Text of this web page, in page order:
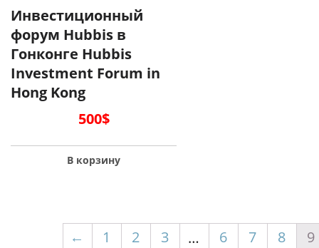
Инвестиционный
форум Hubbis в
Гонконге Hubbis
Investment Forum in
Hong Kong
500$
В корзину
← 1 2 3 … 6 7 8 9